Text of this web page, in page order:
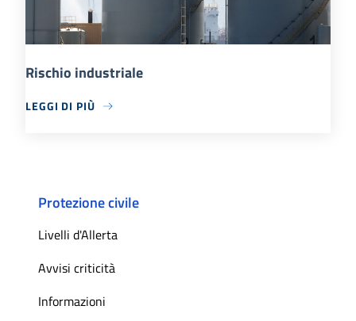
Rischio industriale
LEGGI DI PIÙ
Protezione civile
Livelli d'Allerta
Avvisi criticità
Informazioni